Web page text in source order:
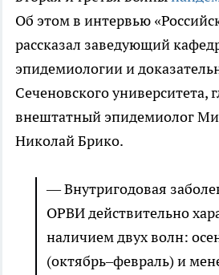
Об этом в интервью
рассказал заведующий
эпидемиологии и
Сеченовского университета,
внештатный эпидемиолог
Николай Брико.
— Внутригодовая
ОРВИ действительно
наличием двух волн:
(октябрь–февраль) и